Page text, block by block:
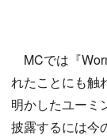
MCでは『
れたことにも触
明かしたユーミ
披露するには今